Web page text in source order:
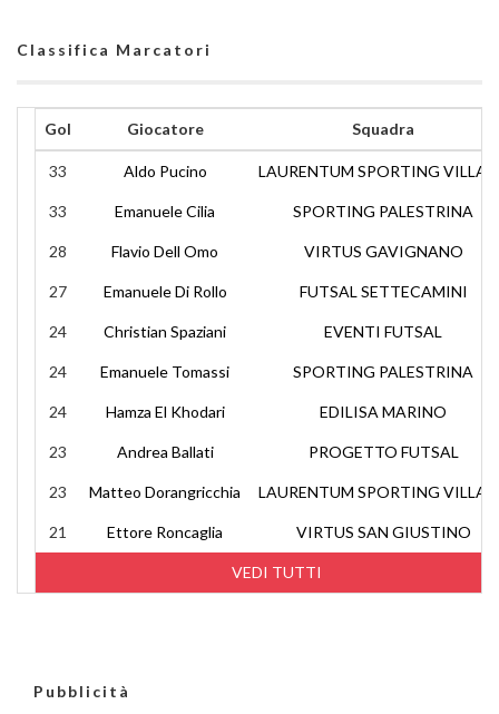
Classifica Marcatori
Gol Giocatore Squadra
VEDI TUTTI
33 Aldo Pucino LAURENTUM SPORTING
33 Emanuele Cilia SPORTING PALESTRINA
28 Flavio Dell Omo VIRTUS GAVIGNANO
27 Emanuele Di Rollo FUTSAL SETTECAMINI
24 Christian Spaziani EVENTI FUTSAL
24 Emanuele Tomassi SPORTING PALESTRINA
24 Hamza El Khodari EDILISA MARINO
23 Andrea Ballati PROGETTO FUTSAL
23 Matteo Dorangricchia LAURENTUM SPORTING
21 Ettore Roncaglia VIRTUS SAN GIUSTINO
Pubblicità